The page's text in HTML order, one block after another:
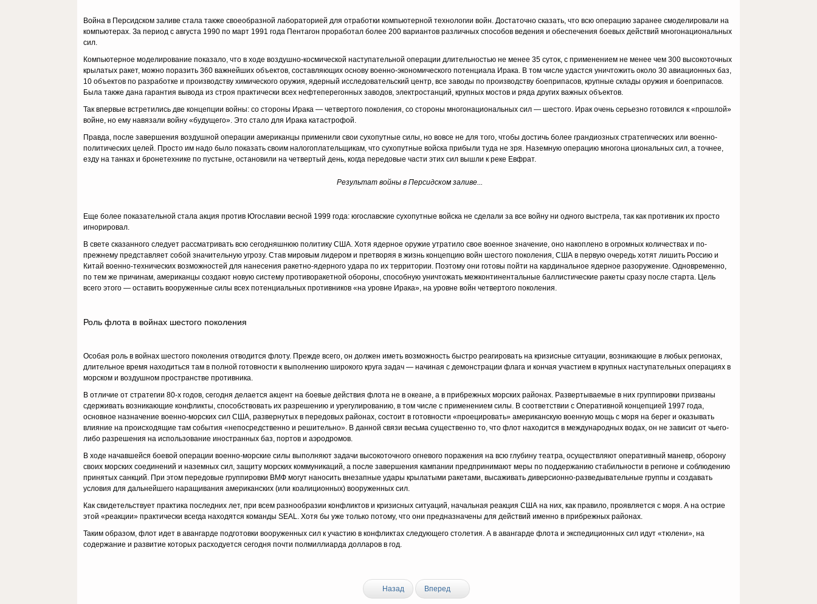
Война в Персидском заливе стала также своеобразной лаборато­рией для отработки компьютерной технологии войн. Достаточно сказать, что всю операцию заранее смоделировали на
компьютерах. За период с августа 1990 по март 1991 года Пентагон проработал бо­лее 200 вариантов различных способов ведения и обеспечения бое­вых действий многонациональных
сил.
Компьютерное моделирование показало, что в ходе воздушно-кос­мической наступательной операции длительностью не менее 35 суток, с применением не менее чем 300 высокоточных
крылатых ра­кет, можно поразить 360 важнейших объектов, составляющих основу военно-экономического потенциала Ирака. В том числе удастся унич­тожить около 30 авиационных баз,
10 объектов по разработке и про­изводству химического оружия, ядерный исследовательский центр, все заводы по производству боеприпасов, крупные склады оружия и боеприпасов.
Была также дана гарантия вывода из строя практичес­ки всех нефтеперегонных заводов, электростанций, крупных мостов и ряда других важных объектов.
Так впервые встретились две концепции войны: со стороны Ира­ка — четвертого поколения, со стороны многонациональных сил — шестого. Ирак очень серьезно готовился к «прошлой»
войне, но ему навязали войну «будущего». Это стало для Ирака катастрофой.
Правда, после завершения воздушной операции американцы при­менили свои сухопутные силы, но вовсе не для того, чтобы достичь более грандиозных стратегических или военно-
политических целей. Просто им надо было показать своим налогоплательщикам, что сухо­путные войска прибыли туда не зря. Наземную операцию многона циональных сил, а точнее,
езду на танках и бронетехнике по пусты­не, остановили на четвертый день, когда передовые части этих сил вышли к реке Евфрат.
Результат войны в Персидском заливе...
Еще более показательной стала акция против Югославии весной 1999 года: югославские сухопутные войска не сделали за все войну ни одного выстрела, так как противник их просто
игнорировал.
В свете сказанного следует рассматривать всю сегодняшнюю по­литику США. Хотя ядерное оружие утратило свое военное значение, оно накоплено в огромных количествах и по-
прежнему представля­ет собой значительную угрозу. Став мировым лидером и претворяя в жизнь концепцию войн шестого поколения, США в первую очередь хотят лишить Россию и
Китай военно-технических возможностей для нанесения ракетно-ядерного удара по их территории. Поэтому они готовы пойти на кардинальное ядерное разоружение. Одновремен­но,
по тем же причинам, американцы создают новую систему проти­воракетной обороны, способную уничтожать межконтинентальные баллистические ракеты сразу после старта. Цель
всего этого — оста­вить вооруженные силы всех потенциальных противников «на уров­не Ирака», на уровне войн четвертого поколения.
Роль флота в войнах шестого поколения
Особая роль в войнах шестого поколения отводится флоту. Преж­де всего, он должен иметь возможность быстро реагировать на кри­зисные ситуации, возникающие в любых регионах,
длительное вре­мя находиться там в полной готовности к выполнению широкого круга задач — начиная с демонстрации флага и кончая участием в круп­ных наступательных операциях в
морском и воздушном пространстве противника.
В отличие от стратегии 80-х годов, сегодня делается акцент на боевые действия флота не в океане, а в прибрежных морских районах. Развертываемые в них группировки призваны
сдержи­вать возникающие конфликты, способствовать их разрешению и урегулированию, в том числе с применением силы. В соответствии с Оперативной концепцией 1997 года,
основное назначение военно-морских сил США, развернутых в передовых районах, состоит в го­товности «проецировать» американскую военную мощь с моря на берег и оказывать
влияние на происходящие там события «непосред­ственно и решительно». В данной связи весьма существенно то, что флот находится в международных водах, он не зависит от чьего-
либо разрешения на использование иностранных баз, портов и аэродро­мов.
В ходе начавшейся боевой операции военно-морские силы выпол­няют задачи высокоточного огневого поражения на всю глубину театра, осуществляют оперативный маневр, оборону
своих морских соединений и наземных сил, защиту морских коммуникаций, а после завершения кампании предпринимают меры по поддержанию ста­бильности в регионе и соблюдению
принятых санкций. При этом передовые группировки ВМФ могут наносить внезапные удары кры­латыми ракетами, высаживать диверсионно-разведывательные груп­пы и создавать
условия для дальнейшего наращивания американских (или коалиционных) вооруженных сил.
Как свидетельствует практика последних лет, при всем разнооб­разии конфликтов и кризисных ситуаций, начальная реакция США на них, как правило, проявляется с моря. А на острие
этой «реакции» практически всегда находятся команды SEAL. Хотя бы уже только потому, что они предназначены для действий именно в прибрежных районах.
Таким образом, флот идет в авангарде подготовки вооруженных сил к участию в конфликтах следующего столетия. А в авангарде фло­та и экспедиционных сил идут «тюлени», на
содержание и развитие которых расходуется сегодня почти полмиллиарда долларов в год.
Назад Вперед